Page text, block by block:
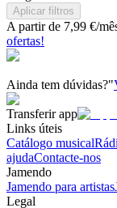
Aplicar filtros
A partir de 7,99 €/
ofertas!
Ainda tem dúvidas?"
Transferir app
Links úteis
Catálogo musical
ajudaContacte-nos
Jamendo
Jamendo para artistas
Legal